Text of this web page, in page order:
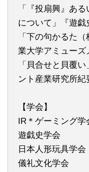
「『投扇興』あ
について」『遊戯
「下の句かるた
業大学アミュー
「貝合せと貝覆
ント産業研究所紀
【学会】
IR＊ゲーミング学
遊戯史学会
日本人形玩具学会
儀礼文化学会